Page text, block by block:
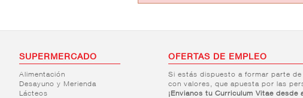
SUPERMERCADO
Alimentación
Desayuno y Merienda
Lácteos
OFERTAS DE EMPLEO
Si estás dispuesto a formar parte de
con valores, que apuesta por las
¡Envianos tu Curriculum Vitae desde